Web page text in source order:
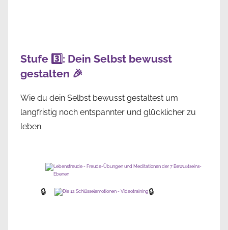
Stufe 3️⃣: Dein Selbst bewusst
gestalten 🎉
Wie du dein Selbst bewusst gestaltest um
langfristig noch entspannter und glücklicher zu
leben.
🔒 🔒